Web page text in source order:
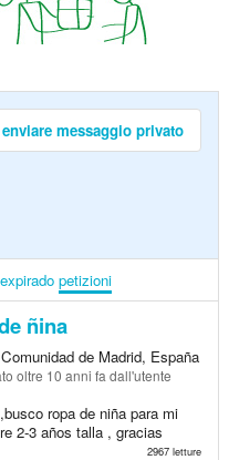
enviare messaggio privato
expirado petizioni
ñina
de Madrid, España
oltre 10 anni fa dall'utente
ropa de niña para mi
2-3 años talla , gracias
2967 letture